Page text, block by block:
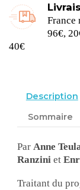
France
96€,
40€
Description
Sommaire
ParAnne
Ranziniet
Traitant du